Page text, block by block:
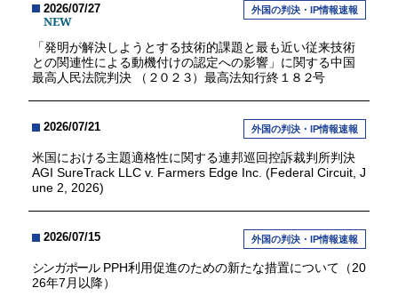
2026/07/27
NEW
外国の判決・IP情報速報
「発明が解決しようとする技術的課題と最も近い従来技術
との関連性による動機付けの認定への影響」に関する中国
最高人民法院判決 （ ２０２３ ）最高法知行終 １８２号
2026/07/21 外国の判決・IP情報速報
米国における主題適格性に関する連邦巡回控訴裁判所判決
AGI SureTrack LLC v. Farmers Edge Inc. (Federal Circuit, J
une 2, 2026)
2026/07/15 外国の判決・IP情報速報
シンガポールPPH利用促進のための新たな措置について（20
26年7月以降）